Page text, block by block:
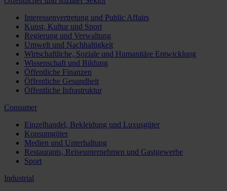
Interessenvertretung und Public Affairs
Kunst, Kultur und Sport
Regierung und Verwaltung
Umwelt und Nachhaltigkeit
Wirtschaftliche, Soziale und Humanitäre Entwicklung
Wissenschaft und Bildung
Öffentliche Finanzen
Öffentliche Gesundheit
Öffentliche Infrastruktur
Consumer
Einzelhandel, Bekleidung und Luxusgüter
Konsumgüter
Medien und Unterhaltung
Restaurants, Reiseunternehmen und Gastgewerbe
Sport
Industrial